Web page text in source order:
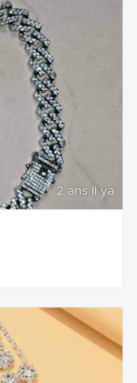
2 ans Il ya